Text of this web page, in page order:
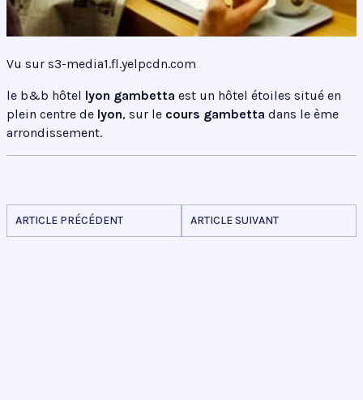
Vu sur s3-media1.fl.yelpcdn.com
le b&b hôtel lyon gambetta est un hôtel étoiles situé en
plein centre de lyon, sur le cours gambetta dans le ème
arrondissement.
ARTICLE PRÉCÉDENT ARTICLE SUIVANT